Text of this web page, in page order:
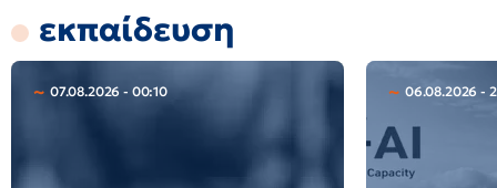
εκπαίδευση
07.08.2026 - 00:10 06.08.2026 -